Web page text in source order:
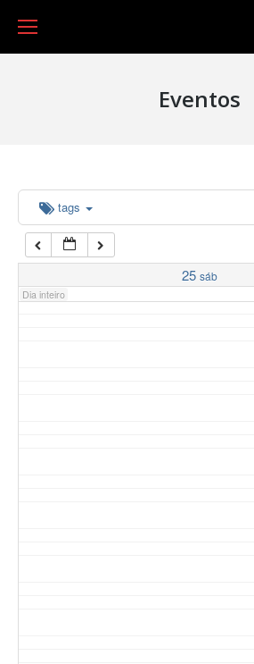
Eventos
tags
25 sáb
Dia inteiro
06:00
07:00
17:00